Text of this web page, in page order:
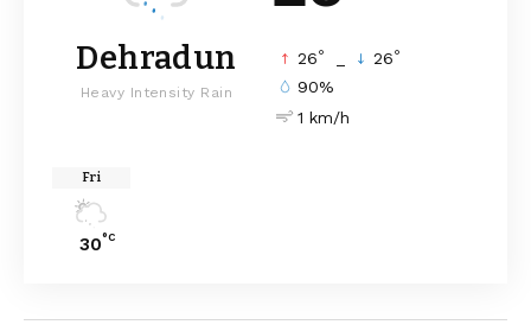
Dehradun
Heavy Intensity Rain
26° 26°
90%
1 km/h
Fri
30°C